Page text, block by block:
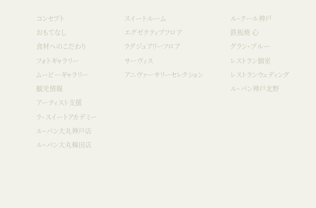
コンセプト
おもてなし
食材へのこだわり
フォトギャラリー
ムービーギャラリー
観光情報
アーティスト支援
ラ・スイートアカデミー
ル・パン大丸神戸店
ル・パン大丸梅田店
スイートルーム
エグゼクティブフロア
ラグジュアリーフロア
サーヴィス
アニヴァーサリーセレクション
ル・クール神戸
鉄板焼 心
グラン・ブルー
レストラン個室
レストランウェディング
ル・パン神戸北野